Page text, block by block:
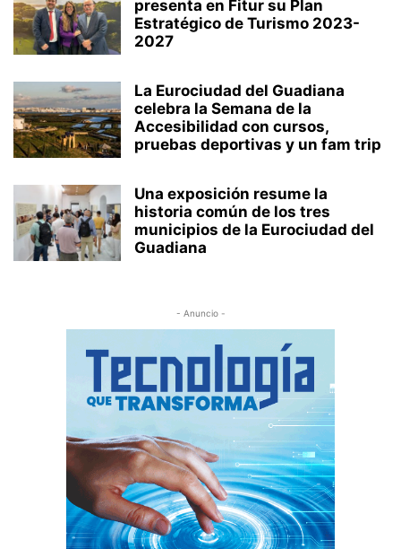
presenta en Fitur su Plan
Estratégico de Turismo 2023-
2027
La Eurociudad del Guadiana
celebra la Semana de la
Accesibilidad con cursos,
pruebas deportivas y un fam trip
Una exposición resume la
historia común de los tres
municipios de la Eurociudad del
Guadiana
- Anuncio -